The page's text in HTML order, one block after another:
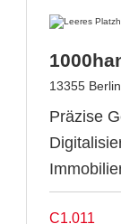
13355
Präzise
C1.011